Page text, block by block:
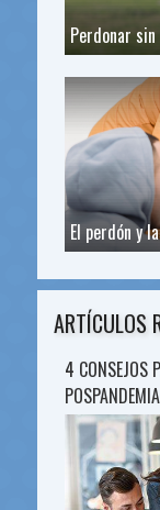
Perdonar
El perdón y
ARTÍCULOS
4 CONSEJOS
POSPANDEMIA